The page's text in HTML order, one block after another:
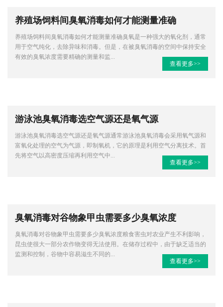
养殖场饲料间臭氧消毒如何才能测量准确
养殖场饲料间臭氧消毒如何才能测量准确臭氧是一种强大的氧化剂，通常
用于空气纯化，去除异味和消毒。但是，在被臭氧消毒的空间中保持安全
有效的臭氧浓度需要精确的测量和监...
查看更多>>
游泳池臭氧消毒选空气源还是氧气源
游泳池臭氧消毒选空气源还是氧气源通常游泳池臭氧消毒会采用氧气源和
富氧化处理的空气为气源，即制氧机，它的原理是利用空气分离技术。首
先将空气以高密度压缩再利用空气中...
查看更多>>
臭氧消毒对谷物象甲虫需要多少臭氧浓度
臭氧消毒对谷物象甲虫需要多少臭氧浓度粮食害虫对农业产生不利影响，
昆虫使很大一部分农作物变得无法使用。在储存过程中，由于缺乏适当的
监测和控制，谷物中容易滋生不同的...
查看更多>>